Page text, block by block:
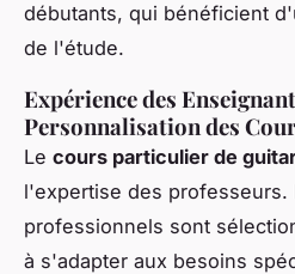
débutants, qui bénéficient
de l'étude.
Expérience des
Personnalisation des
Le cours particulier de
l'expertise des professeurs.
professionnels sont
à s'adapter aux besoins